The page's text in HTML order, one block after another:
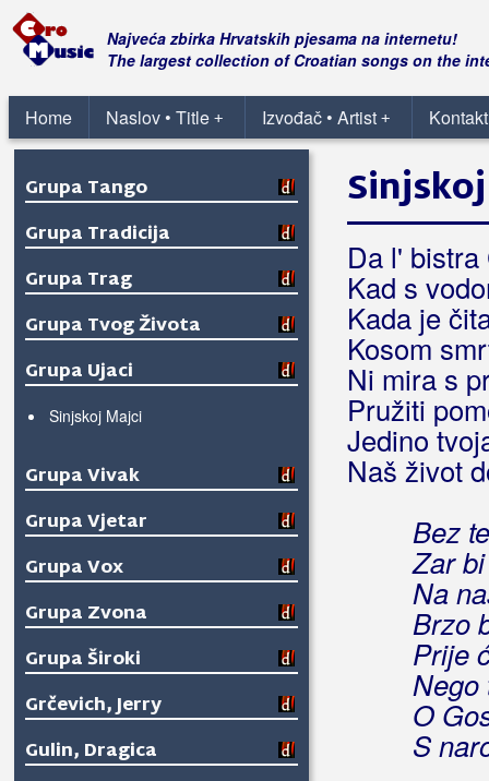
Najveća zbirka Hrvatskih pjesama na internetu!
The largest collection of Croatian songs on the
Home +
Naslov • Title +
Izvođač • Artist
Grupa Pagani
Grupa San
Grupa Sjene
Grupa Tango
Grupa Tradicija
Grupa Trag
Grupa Tvog Života
Grupa Ujaci
Sinjskoj Majci
Grupa Vivak
Grupa Vjetar
Grupa Vox
Grupa Zvona
Grupa Široki
Grčevich, Jerry
Gulin, Dragica
Da l'
Kad s
Kada je
Kosom
Ni mira s
Pružiti
Jedino
Naš život
Bez
Zar
Na
Brzo
Prije
Nego
O
S